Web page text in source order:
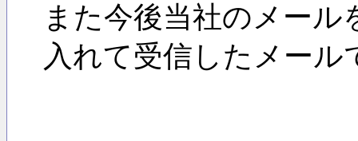
また今後当社のメー
入れて受信したメール